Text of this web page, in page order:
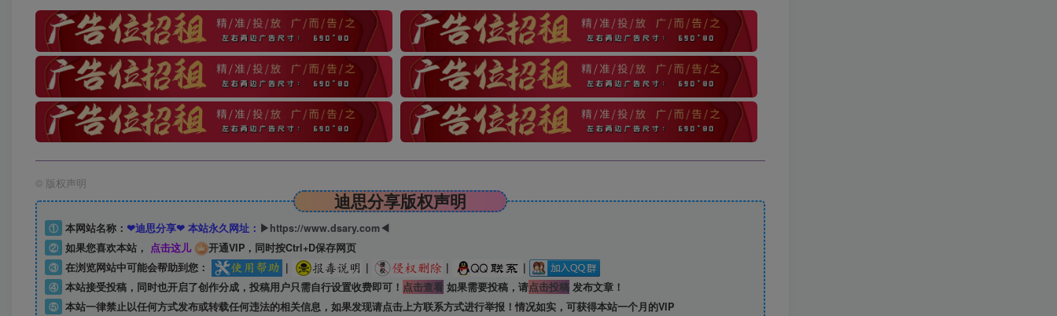
© 版权声明
迪思分享版权声明
① 本网站名称： ❤迪思分享❤ 本站永久网址： ▶https://www.dsary.com◀
② 如果您喜欢本站， 点击这儿
开通VIP，同时按Ctrl+D保存网页
③ 在浏览网站中可能会帮助到您： | | |
|
④ 本站接受投稿，同时也开启了创作分成，投稿用户只需自行设置收费即可！ 点击查看如果需要投稿，请点击投稿发布文章！
⑤ 本站一律禁止以任何方式发布或转载任何违法的相关信息，如果发现请点击上方联系方式进行举报！情况如实，可获得本站一个月的VIP